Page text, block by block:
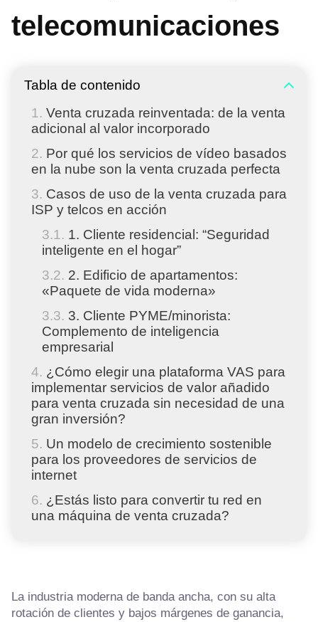
telecomunicaciones
Tabla de contenido
Venta cruzada reinventada: de la venta
adicional al valor incorporado
Por qué los servicios de vídeo basados
en la nube son la venta cruzada perfecta
Casos de uso de la venta cruzada para
ISP y telcos en acción
1. Cliente residencial: “Seguridad
inteligente en el hogar”
2. Edificio de apartamentos:
«Paquete de vida moderna»
3. Cliente PYME/minorista:
Complemento de inteligencia
empresarial
¿Cómo elegir una plataforma VAS para
implementar servicios de valor añadido
para venta cruzada sin necesidad de una
gran inversión?
Un modelo de crecimiento sostenible
para los proveedores de servicios de
internet
¿Estás listo para convertir tu red en
una máquina de venta cruzada?
La industria moderna de banda ancha, con su alta
rotación de clientes y bajos márgenes de ganancia,